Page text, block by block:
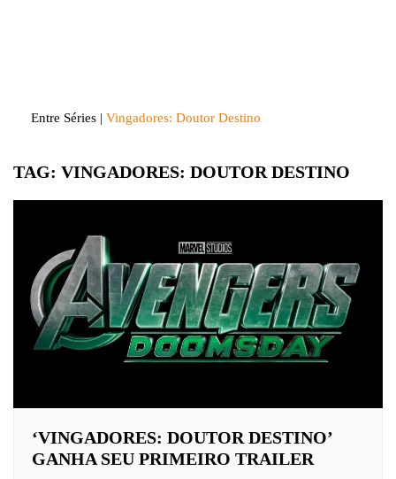
Entre Séries | Vingadores: Doutor Destino
TAG: VINGADORES: DOUTOR DESTINO
‘VINGADORES: DOUTOR DESTINO’
GANHA SEU PRIMEIRO TRAILER